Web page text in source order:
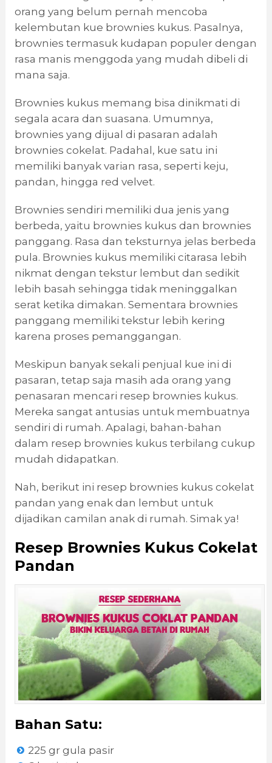
orang yang belum pernah mencoba
kelembutan kue brownies kukus. Pasalnya,
brownies termasuk kudapan populer dengan
rasa manis menggoda yang mudah dibeli di
mana saja.
Brownies kukus memang bisa dinikmati di
segala acara dan suasana. Umumnya,
brownies yang dijual di pasaran adalah
brownies cokelat. Padahal, kue satu ini
memiliki banyak varian rasa, seperti keju,
pandan, hingga red velvet.
Brownies sendiri memiliki dua jenis yang
berbeda, yaitu brownies kukus dan brownies
panggang. Rasa dan teksturnya jelas berbeda
pula. Brownies kukus memiliki citarasa lebih
nikmat dengan tekstur lembut dan sedikit
lebih basah sehingga tidak meninggalkan
serat ketika dimakan. Sementara brownies
panggang memiliki tekstur lebih kering
karena proses pemanggangan.
Meskipun banyak sekali penjual kue ini di
pasaran, tetap saja masih ada orang yang
penasaran mencari resep brownies kukus.
Mereka sangat antusias untuk membuatnya
sendiri di rumah. Apalagi, bahan-bahan
dalam resep brownies kukus terbilang cukup
mudah didapatkan.
Nah, berikut ini resep brownies kukus cokelat
pandan yang enak dan lembut untuk
dijadikan camilan anak di rumah. Simak ya!
Resep Brownies Kukus Cokelat
Pandan
Bahan Satu:
225 gr gula pasir